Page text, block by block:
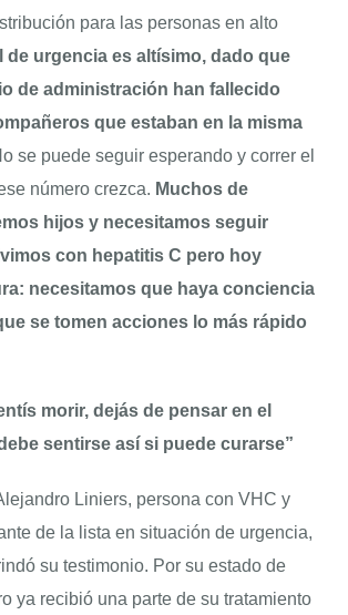
para las personas en alto
de urgencia es altísimo, dado que
de administración han fallecido
que estaban en la misma
se puede seguir esperando y correr el
número crezca. Muchos de
hijos y necesitamos seguir
con hepatitis C pero hoy
necesitamos que haya conciencia
se tomen acciones lo más rápido
morir, dejás de pensar en el
sentirse así si puede curarse”
Liniers, persona con VHC y
de la lista en situación de urgencia,
su testimonio. Por su estado de
ya recibió una parte de su tratamiento